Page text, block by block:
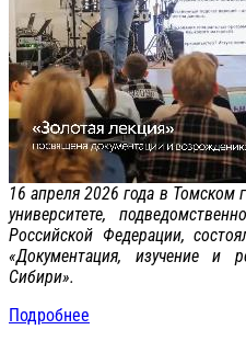
16 апреля 2026 года в Томском
университете,
Российской Федерации,
«Документация, изучение и
Сибири».
Подробнее